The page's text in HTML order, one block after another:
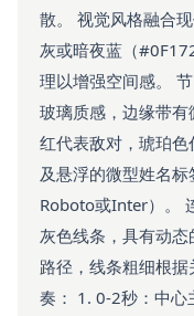
散。 视觉风格融合
灰或暗夜蓝（
理以增强空间感。
玻璃质感，边缘带
红代表敌对，琥珀
及悬浮的微型姓名
Roboto或Inter）。
灰色线条，具有动
路径，线条粗细根
奏： 1. 0-2秒：中心